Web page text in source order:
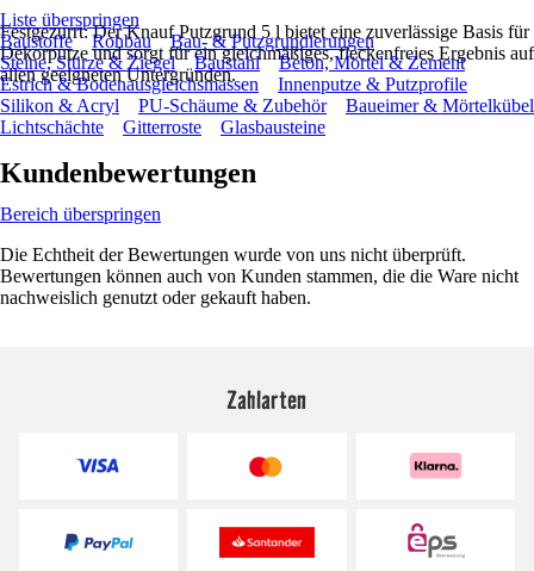
Festgezurrt: Der Knauf Putzgrund 5 l bietet eine zuverlässige Basis für
Dekorputze und sorgt für ein gleichmäßiges, fleckenfreies Ergebnis auf
allen geeigneten Untergründen.
Liste überspringen
Baustoffe
Rohbau
Bau- & Putzgrundierungen
Steine, Stürze & Ziegel
Baustahl
Beton, Mörtel & Zement
Estrich & Bodenausgleichsmassen
Innenputze & Putzprofile
Silikon & Acryl
PU-Schäume & Zubehör
Baueimer & Mörtelkübel
Lichtschächte
Gitterroste Glasbausteine
Kundenbewertungen
Bereich überspringen
Die Echtheit der Bewertungen wurde von uns nicht überprüft.
Bewertungen können auch von Kunden stammen, die die Ware nicht
nachweislich genutzt oder gekauft haben.
Zahlarten